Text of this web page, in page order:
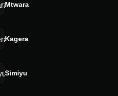
Mtwara
Kagera
Simiyu